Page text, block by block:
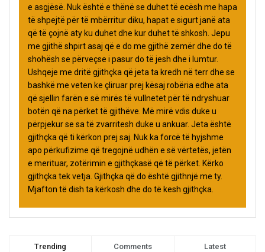
e asgjësë. Nuk është e thënë se duhet të ecësh me hapa
të shpejtë për të mbërritur diku, hapat e sigurt janë ata
që të çojnë aty ku duhet dhe kur duhet të shkosh. Jepu
me gjithë shpirt asaj që e do me gjithë zemër dhe do të
shohësh se përveçse i pasur do të jesh dhe i lumtur.
Ushqeje me dritë gjithçka që jeta ta kredh në terr dhe se
bashkë me veten ke çliruar prej kësaj robëria edhe ata
që sjellin farën e së mirës të vullnetet për të ndryshuar
botën që na përket të gjithëve. Më mirë vdis duke u
përpjekur se sa të zvarritesh duke u ankuar. Jeta është
gjithçka që ti kërkon prej saj. Nuk ka forcë të hyjshme
apo përkufizime që tregojnë udhën e së vërtetës, jetën
e merituar, zotërimin e gjithçkasë që të përket. Kërko
gjithçka tek vetja. Gjithçka që do është gjithnjë me ty.
Mjafton të dish ta kërkosh dhe do të kesh gjithçka.
Trending Comments Latest